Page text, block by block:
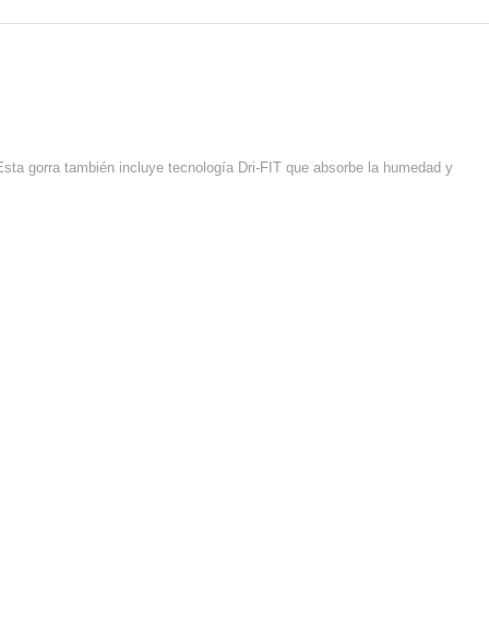
gorra también incluye tecnología Dri-FIT que absorbe la humedad y